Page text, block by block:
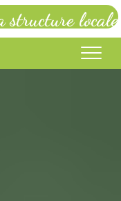
structure locale